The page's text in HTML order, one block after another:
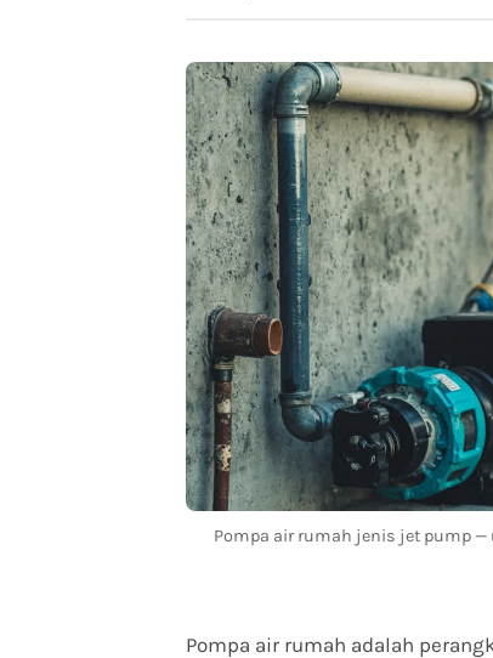
Pompa air rumah jenis jet pump
Pompa air rumah adalah